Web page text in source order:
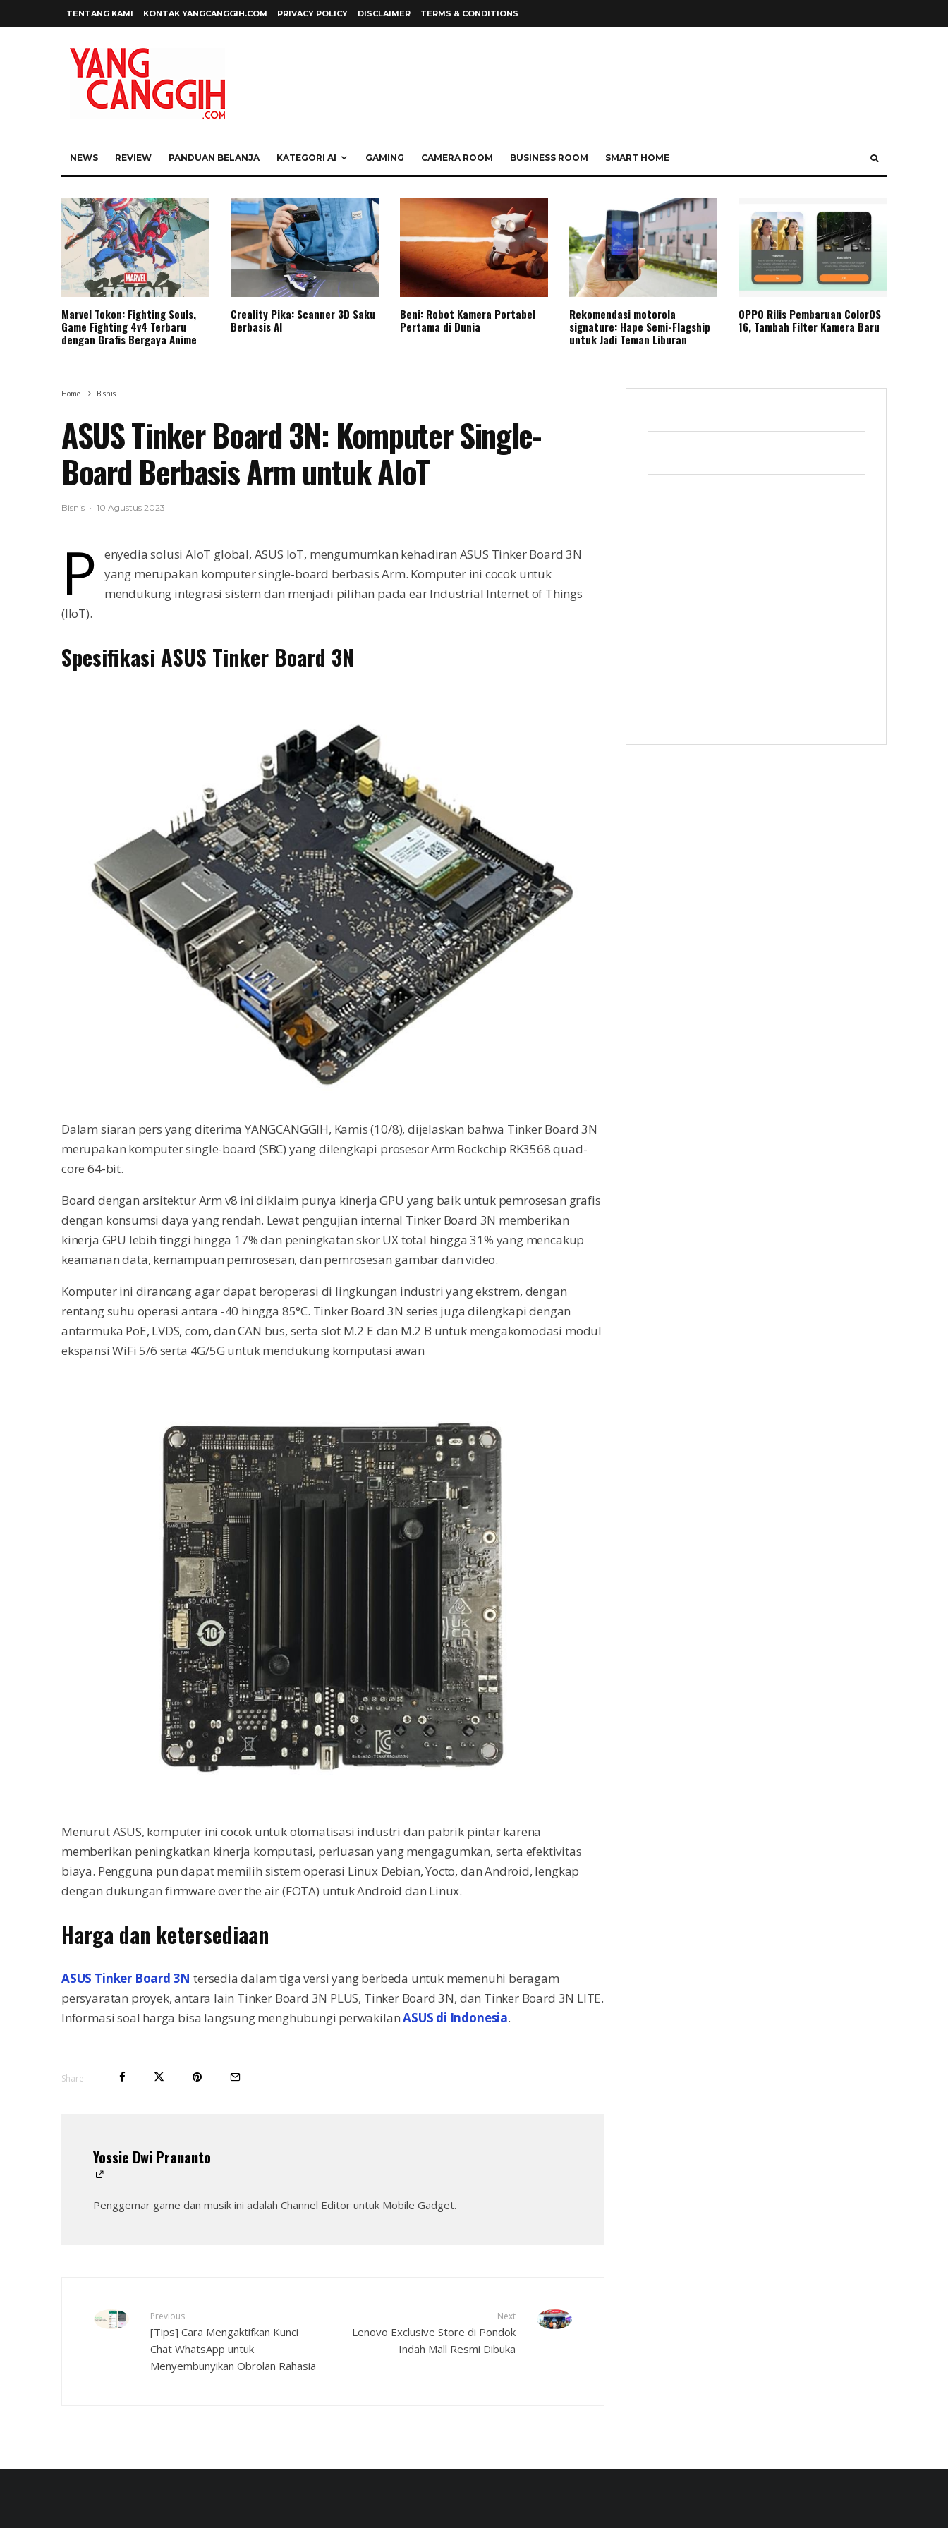
TENTANG KAMI KONTAK YANGCANGGIH.COM PRIVACY POLICY DISCLAIMER TERMS & CONDITIONS
NEWS REVIEW PANDUAN BELANJA KATEGORI AI GAMING CAMERA ROOM BUSINESS ROOM SMART HOME
Marvel Tokon: Fighting Souls,
Game Fighting 4v4 Terbaru
dengan Grafis Bergaya Anime
Creality Pika: Scanner 3D Saku
Berbasis AI
Beni: Robot Kamera Portabel
Pertama di Dunia
Rekomendasi motorola
signature: Hape Semi-Flagship
untuk Jadi Teman Liburan
OPPO Rilis Pembaruan ColorOS
16, Tambah Filter Kamera Baru
Home Bisnis
ASUS Tinker Board 3N: Komputer Single-
Board Berbasis Arm untuk AIoT
Bisnis · 10 Agustus 2023
P
enyedia solusi AIoT global, ASUS IoT, mengumumkan kehadiran ASUS Tinker Board 3N
yang merupakan komputer single-board berbasis Arm. Komputer ini cocok untuk
mendukung integrasi sistem dan menjadi pilihan pada ear Industrial Internet of Things
(IIoT).
Spesifikasi ASUS Tinker Board 3N
Dalam siaran pers yang diterima YANGCANGGIH, Kamis (10/8), dijelaskan bahwa Tinker Board 3N
merupakan komputer single-board (SBC) yang dilengkapi prosesor Arm Rockchip RK3568 quad-
core 64-bit.
Board dengan arsitektur Arm v8 ini diklaim punya kinerja GPU yang baik untuk pemrosesan grafis
dengan konsumsi daya yang rendah. Lewat pengujian internal Tinker Board 3N memberikan
kinerja GPU lebih tinggi hingga 17% dan peningkatan skor UX total hingga 31% yang mencakup
keamanan data, kemampuan pemrosesan, dan pemrosesan gambar dan video.
Komputer ini dirancang agar dapat beroperasi di lingkungan industri yang ekstrem, dengan
rentang suhu operasi antara -40 hingga 85°C. Tinker Board 3N series juga dilengkapi dengan
antarmuka PoE, LVDS, com, dan CAN bus, serta slot M.2 E dan M.2 B untuk mengakomodasi modul
ekspansi WiFi 5/6 serta 4G/5G untuk mendukung komputasi awan
Menurut ASUS, komputer ini cocok untuk otomatisasi industri dan pabrik pintar karena
memberikan peningkatkan kinerja komputasi, perluasan yang mengagumkan, serta efektivitas
biaya. Pengguna pun dapat memilih sistem operasi Linux Debian, Yocto, dan Android, lengkap
dengan dukungan firmware over the air (FOTA) untuk Android dan Linux.
Harga dan ketersediaan
ASUS Tinker Board 3N tersedia dalam tiga versi yang berbeda untuk memenuhi beragam
persyaratan proyek, antara lain Tinker Board 3N PLUS, Tinker Board 3N, dan Tinker Board 3N LITE.
Informasi soal harga bisa langsung menghubungi perwakilanASUS di Indonesia.
Share
Yossie Dwi Prananto
Penggemar game dan musik ini adalah Channel Editor untuk Mobile Gadget.
Previous
[Tips] Cara Mengaktifkan Kunci
Chat WhatsApp untuk
Menyembunyikan Obrolan Rahasia
Next
Lenovo Exclusive Store di Pondok
Indah Mall Resmi Dibuka